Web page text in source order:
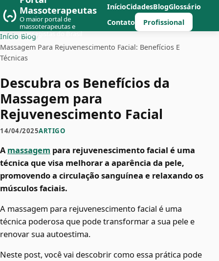
Massoterapeutas
O maior portal de
massoterapeutas e
massagistas do Brasil
InícioCidadesBlogGlossário
Contato
Profissional
Início Blog/
Massagem Para Rejuvenescimento Facial: Benefícios E
Técnicas
Descubra os Benefícios da
Massagem para
Rejuvenescimento Facial
14/04/2025ARTIGO
Amassagem para rejuvenescimento facial é uma
técnica que visa melhorar a aparência da pele,
promovendo a circulação sanguínea e relaxando os
músculos faciais.
A massagem para rejuvenescimento facial é uma
técnica poderosa que pode transformar a sua pele e
renovar sua autoestima.
Neste post, você vai descobrir como essa prática pode